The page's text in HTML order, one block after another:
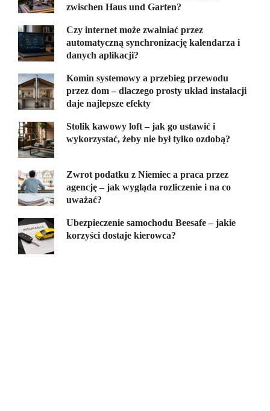
zwischen Haus und Garten?
Czy internet może zwalniać przez
automatyczną synchronizację kalendarza i
danych aplikacji?
Komin systemowy a przebieg przewodu
przez dom – dlaczego prosty układ instalacji
daje najlepsze efekty
Stolik kawowy loft – jak go ustawić i
wykorzystać, żeby nie był tylko ozdobą?
Zwrot podatku z Niemiec a praca przez
agencję – jak wygląda rozliczenie i na co
uważać?
Ubezpieczenie samochodu Beesafe – jakie
korzyści dostaje kierowca?